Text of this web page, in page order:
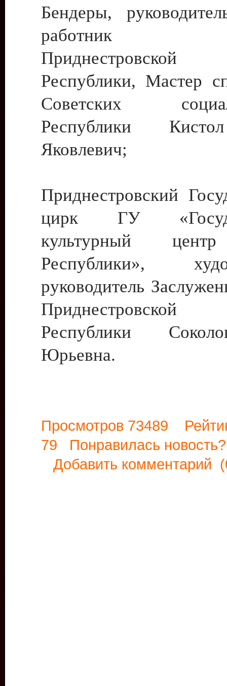
Бендеры,
работник
Приднестровской
Республики, Мастер
Советских
Республики
Яковлевич;
Приднестровский
цирк ГУ
культурный
Республики»,
руководитель
Приднестровской
Республики
Юрьевна.
Просмотров 73489
79 Понравилась
Добавить комментарий